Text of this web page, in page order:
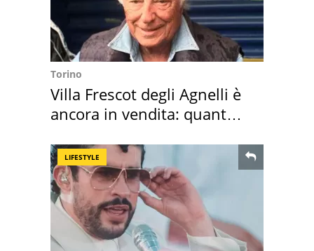
Torino
Villa Frescot degli Agnelli è
ancora in vendita: quanto
LIFESTYLE